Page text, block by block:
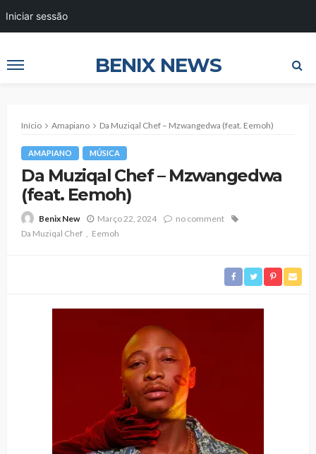
Iniciar sessão
BENIX NEWS
Início Amapiano Da Muziqal Chef – Mzwangedwa (feat. Eemoh)
AMAPIANO MÚSICA
Da Muziqal Chef – Mzwangedwa
(feat. Eemoh)
Benix New Março 22, 2024
no comment
Da Muziqal Chef
Eemoh